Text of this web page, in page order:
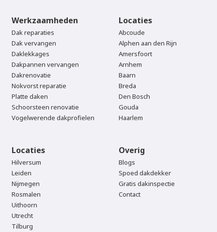
Werkzaamheden
Dak reparaties
Dak vervangen
Daklekkages
Dakpannen vervangen
Dakrenovatie
Nokvorst reparatie
Platte daken
Schoorsteen renovatie
Vogelwerende dakprofielen
Locaties
Abcoude
Alphen aan den Rijn
Amersfoort
Arnhem
Baarn
Breda
Den Bosch
Gouda
Haarlem
Locaties
Hilversum
Leiden
Nijmegen
Rosmalen
Uithoorn
Utrecht
Tilburg
Overig
Blogs
Spoed dakdekker
Gratis dakinspectie
Contact